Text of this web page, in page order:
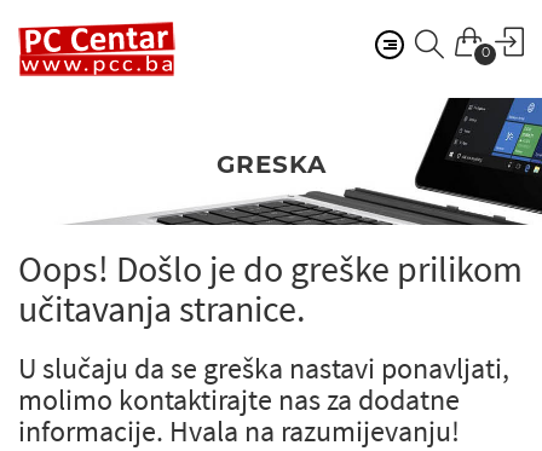
0
GRESKA
Oops! Došlo je do greške prilikom
učitavanja stranice.
U slučaju da se greška nastavi ponavljati,
molimo kontaktirajte nas za dodatne
informacije. Hvala na razumijevanju!